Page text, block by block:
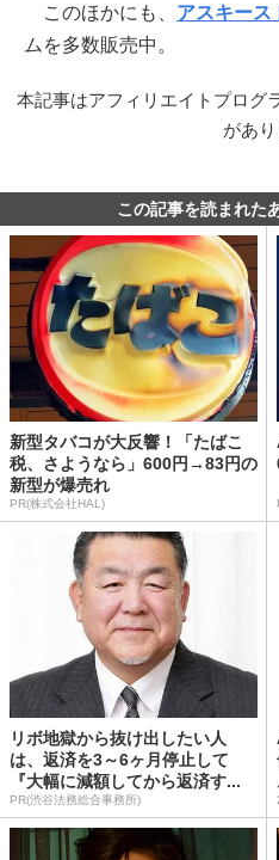
このほかにも、 アスキース
ムを多数販売中。
本記事はアフィリエイトプログ
があ
この記事を読まれた
新型タバコが大反響！「たばこ
税、さようなら」600円→83円の
新型が爆売れ
PR(株式会社HAL)
リボ地獄から抜け出したい人
は、返済を3～6ヶ月停止して
『大幅に減額してから返済す...
PR(渋谷法務総合事務所)